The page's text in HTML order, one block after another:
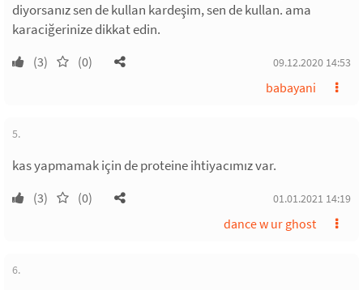
diyorsanız sen de kullan kardeşim, sen de kullan. ama
karaciğerinize dikkat edin.
(3) (0) 09.12.2020 14:53
babayani
5.
kas yapmamak için de proteine ihtiyacımız var.
(3) (0) 01.01.2021 14:19
dance w ur ghost
6.